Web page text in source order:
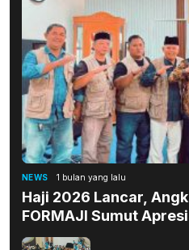
NEWS 1 bulan yang lalu
Haji 2026 Lancar,
FORMAJI Sumut